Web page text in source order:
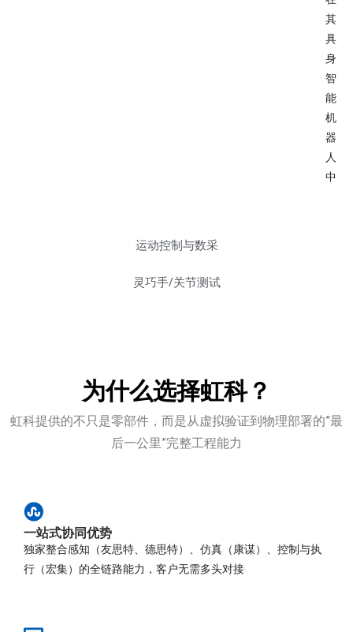
运动控制与数采
灵巧手/关节测试
其
具
身
智
能
机
器
人
中
为什么选择虹科？
虹科提供的不只是零部件，而是从虚拟验证到物理部署的”最
后一公里”完整工程能力
一站式协同优势
独家整合感知（友思特、德思特）、仿真（康谋）、控制与执
行（宏集）的全链路能力，客户无需多头对接